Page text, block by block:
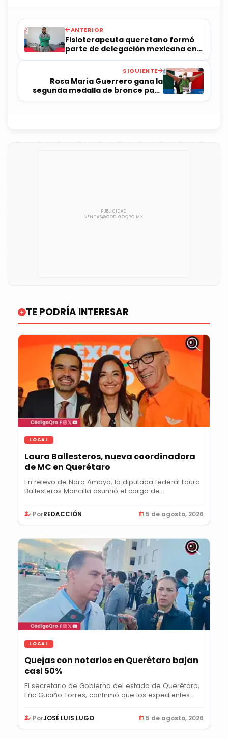
ANTERIOR
Fisioterapeuta queretano formó
parte de delegación mexicana en
Tokio 2020
SIGUIENTE
Rosa María Guerrero gana la
segunda medalla de bronce para
México
TE PODRÍA INTERESAR
LOCAL
Laura Ballesteros, nueva coordinadora
de MC en Querétaro
En relevo de Nora Amaya, la diputada federal Laura
Ballesteros Mancilla asumió el cargo de...
PorREDACCIÓN 5 de agosto, 2026
LOCAL
Quejas con notarios en Querétaro bajan
casi 50%
El secretario de Gobierno del estado de Querétaro,
Eric Gudiño Torres, confirmó que los expedientes...
PorJOSÉ LUIS LUGO 5 de agosto, 2026